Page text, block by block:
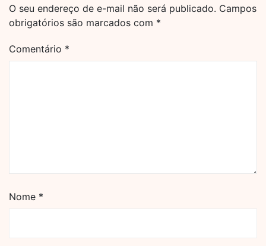
O seu endereço de e-mail não será publicado. Campos
obrigatórios são marcados com *
Comentário *
Nome *